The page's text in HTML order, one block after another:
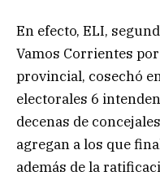
En efecto, ELI,
Vamos Corrientes
provincial, cosechó
electorales 6
decenas de
agregan a los que
además de la